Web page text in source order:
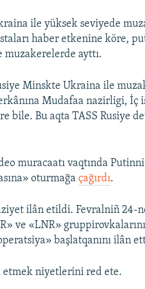
ile yüksek seviyede
haber etkenine köre,
muzakerelerde ayttı.
Minskte Ukraina ile
Mudafaa nazirligi, İç
Bu aqta TASS Rusiye
muracaatı vaqtında
oturmağaçağırdı.
ilân etildi. Fevralniñ 24-
ve «LNR»
başlatqanını ilân
etmek niyetlerini red ete.